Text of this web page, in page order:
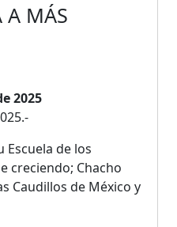
A MÁS
2025
Escuela de los
creciendo; Chacho
Caudillos de México y